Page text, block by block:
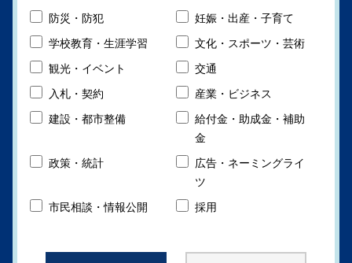
防災・防犯 妊娠・出産・子育て
学校教育・生涯学習 文化・スポーツ・芸術
観光・イベント 交通
入札・契約 産業・ビジネス
建設・都市整備
給付金・助成金・補助
金
政策・統計
広告・ネーミングライ
ツ
市民相談・情報公開 採用